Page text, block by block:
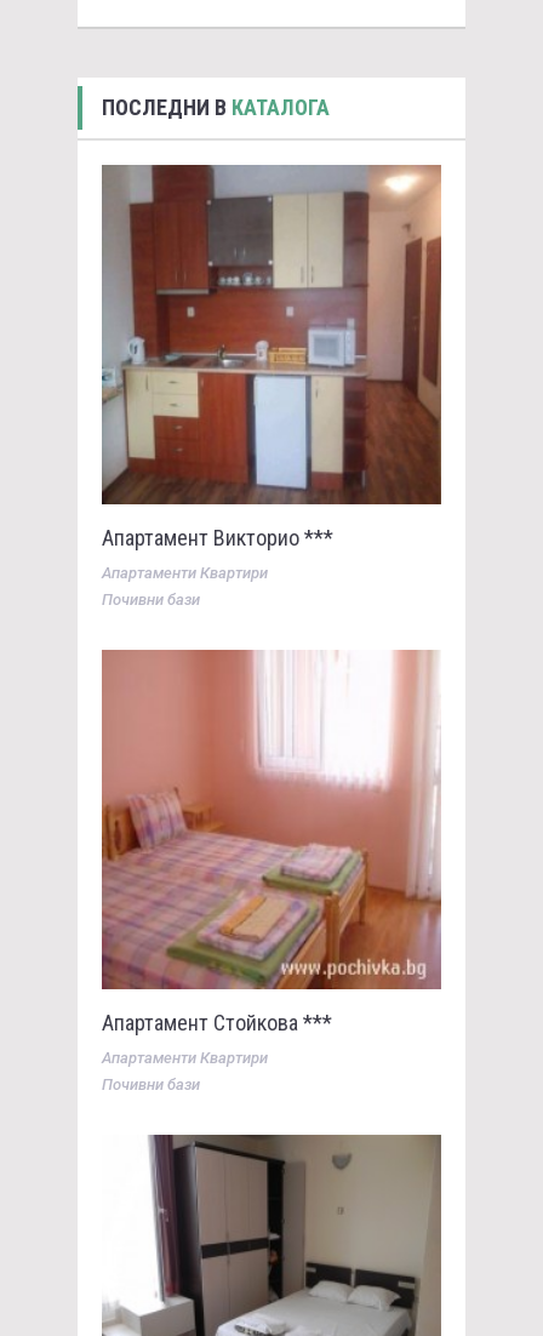
ПОСЛЕДНИ В КАТАЛОГА
Апартамент Викторио ***
Апартаменти Квартири
Почивни бази
Апартамент Стойкова ***
Апартаменти Квартири
Почивни бази